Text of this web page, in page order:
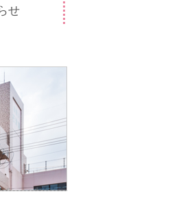
せ